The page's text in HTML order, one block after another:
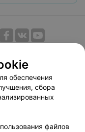
договор
Способы оплаты
обеспечения
сбора
файлов